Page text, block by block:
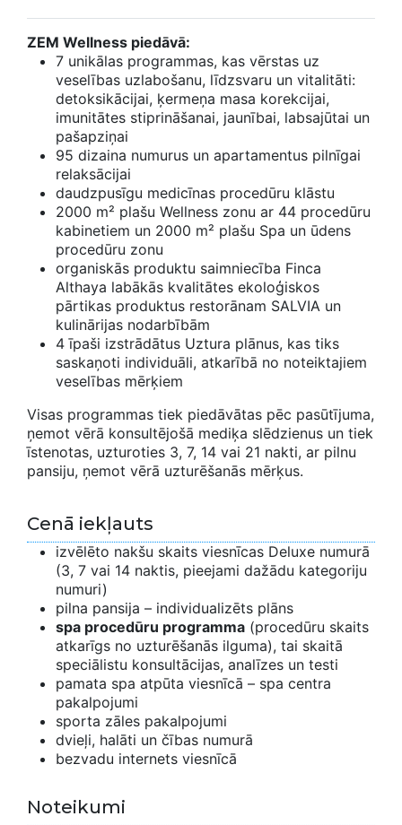
ZEM Wellness piedāvā:
7 unikālas programmas, kas vērstas uz
veselības uzlabošanu, līdzsvaru un vitalitāti:
detoksikācijai, ķermeņa masa korekcijai,
imunitātes stiprināšanai, jaunībai, labsajūtai un
pašapziņai
95 dizaina numurus un apartamentus pilnīgai
relaksācijai
daudzpusīgu medicīnas procedūru klāstu
2000 m² plašu Wellness zonu ar 44 procedūru
kabinetiem un 2000 m² plašu Spa un ūdens
procedūru zonu
organiskās produktu saimniecība Finca
Althaya labākās kvalitātes ekoloģiskos
pārtikas produktus restorānam SALVIA un
kulinārijas nodarbībām
4 īpaši izstrādātus Uztura plānus, kas tiks
saskaņoti individuāli, atkarībā no noteiktajiem
veselības mērķiem
Visas programmas tiek piedāvātas pēc pasūtījuma,
ņemot vērā konsultējošā mediķa slēdzienus un tiek
īstenotas, uzturoties 3, 7, 14 vai 21 nakti, ar pilnu
pansiju, ņemot vērā uzturēšanās mērķus.
Cenā iekļauts
izvēlēto nakšu skaits viesnīcas Deluxe numurā
(3, 7 vai 14 naktis, pieejami dažādu kategoriju
numuri)
pilna pansija – individualizēts plāns
spa procedūru programma (procedūru skaits
atkarīgs no uzturēšanās ilguma), tai skaitā
speciālistu konsultācijas, analīzes un testi
pamata spa atpūta viesnīcā – spa centra
pakalpojumi
sporta zāles pakalpojumi
dvieļi, halāti un čības numurā
bezvadu internets viesnīcā
Noteikumi